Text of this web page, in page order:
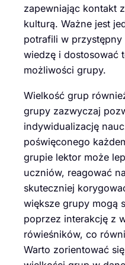
zapewniając kontakt
kulturą. Ważne jest
potrafili w
wiedzę i dostosować
możliwości grupy.
Wielkość grup
grupy zazwyczaj
indywidualizację
poświęconego
grupie lektor może
uczniów, reagować
skuteczniej
większe grupy mogą
poprzez interakcję z
rówieśników, co
Warto zorientować